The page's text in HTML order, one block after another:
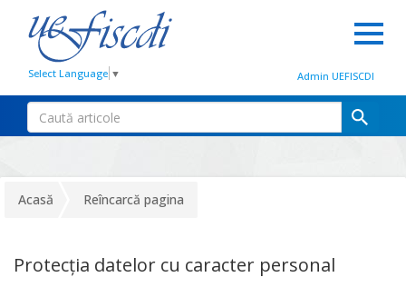
Select Language ▼ Admin UEFISCDI
Acasă Reîncarcă pagina
Protecţia datelor cu caracter personal